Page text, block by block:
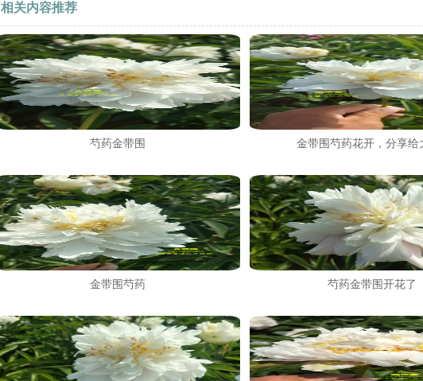
相关内容推荐
芍药金带围 金带围芍药花开，分享给
金带围芍药 芍药金带围开花了